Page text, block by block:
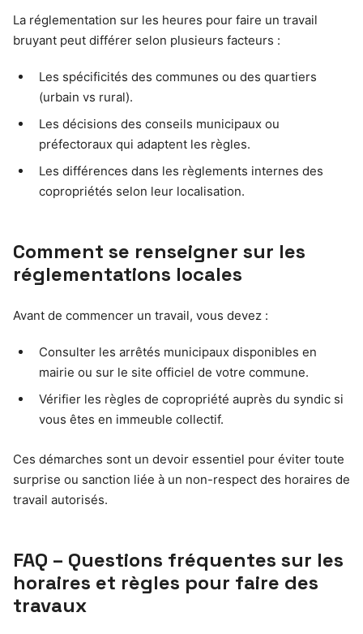
La réglementation sur les heures pour faire un travail
bruyant peut différer selon plusieurs facteurs :
Les spécificités des communes ou des quartiers
(urbain vs rural).
Les décisions des conseils municipaux ou
préfectoraux qui adaptent les règles.
Les différences dans les règlements internes des
copropriétés selon leur localisation.
Comment se renseigner sur les
réglementations locales
Avant de commencer un travail, vous devez :
Consulter les arrêtés municipaux disponibles en
mairie ou sur le site officiel de votre commune.
Vérifier les règles de copropriété auprès du syndic si
vous êtes en immeuble collectif.
Ces démarches sont un devoir essentiel pour éviter toute
surprise ou sanction liée à un non-respect des horaires de
travail autorisés.
FAQ – Questions fréquentes sur les
horaires et règles pour faire des
travaux